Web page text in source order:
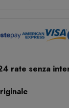
rate senza